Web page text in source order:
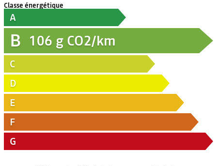
Classe énergétique
A
B 106 g CO2/km
C
D
E
F
G